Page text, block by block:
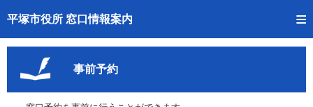
平塚市役所 窓口情報案内
トップページへ
ご利用方法
事前予約
事前予約